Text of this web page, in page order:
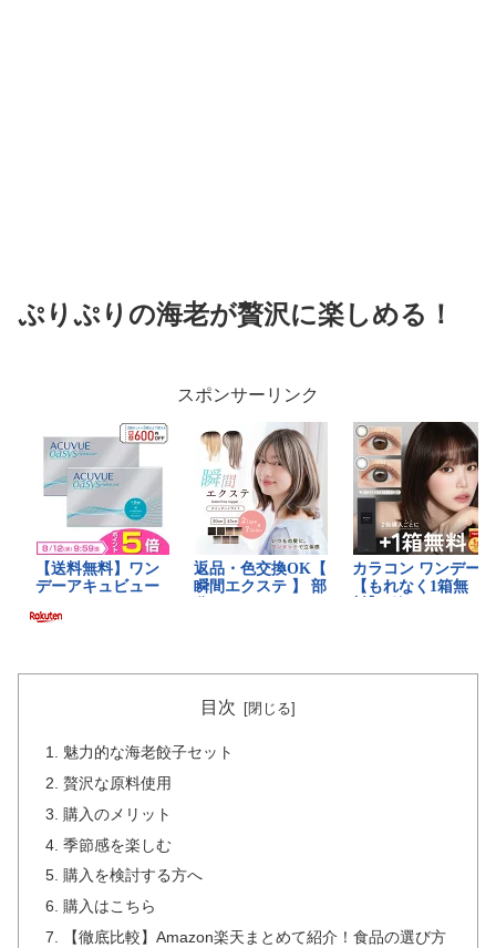
ぷりぷりの海老が贅沢に楽しめる！
スポンサーリンク
目次
魅力的な海老餃子セット
贅沢な原料使用
購入のメリット
季節感を楽しむ
購入を検討する方へ
購入はこちら
【徹底比較】Amazon楽天まとめて紹介！食品の選び方